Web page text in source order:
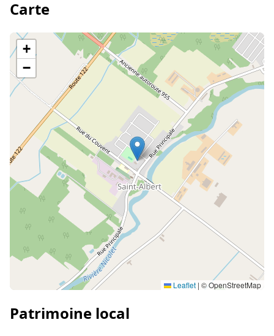
Carte
+
−
Leaflet | © OpenStreetMap
Patrimoine local